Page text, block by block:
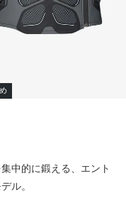
中的に鍛える、エント
ル。